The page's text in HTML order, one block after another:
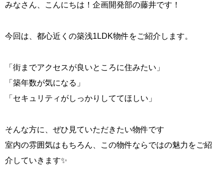
みなさん、こんにちは！企画開発部の藤井です！
今回は、都心近くの築浅1LDK物件をご紹介します。
「街までアクセスが良いところに住みたい」
「築年数が気になる」
「セキュリティがしっかりしててほしい」
そんな方に、ぜひ見ていただきたい物件です
室内の雰囲気はもちろん、この物件ならではの魅力をご紹
介していきます✨